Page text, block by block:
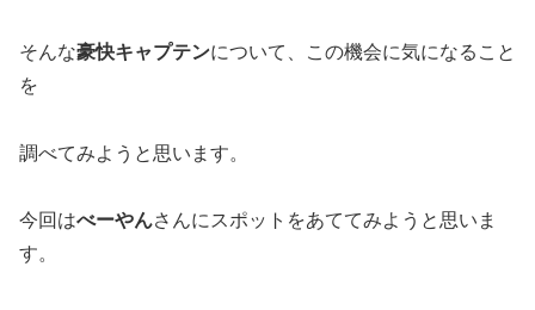
そんな豪快キャプテンについて、この機会に気になること
を
調べてみようと思います。
今回はべーやんさんにスポットをあててみようと思いま
す。